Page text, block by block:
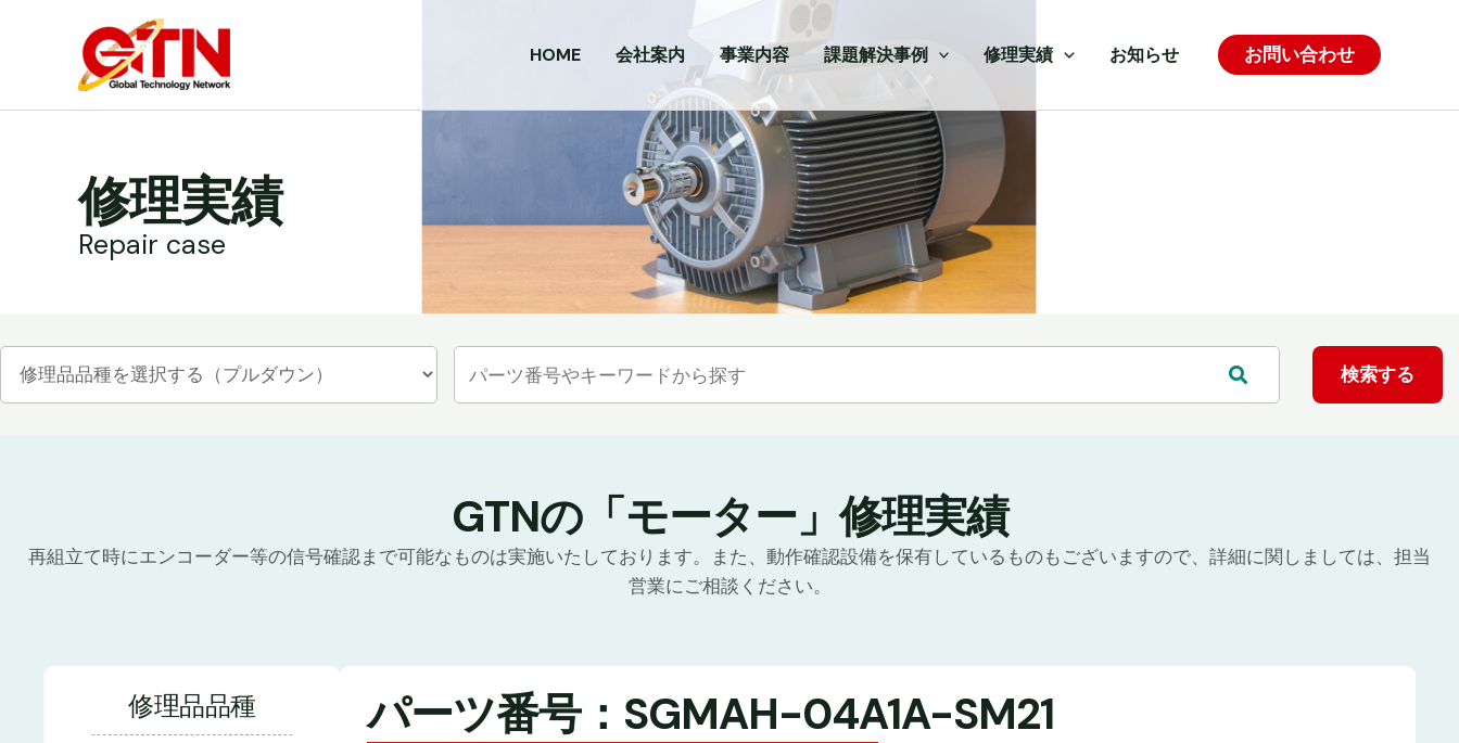
HOME 会社案内 事業内容 課題解決事例 修理実績 お知らせ お問い合わせ
修理実績
Repair case
GTNの「モーター」修理実績
再組立て時にエンコーダー等の信号確認まで可能なものは実施いたしております。また、動作確認設備を保有しているものもございますので、詳細に関しましては、担当
営業にご相談ください。
修理品品種 パーツ番号：SGMAH-04A1A-SM21